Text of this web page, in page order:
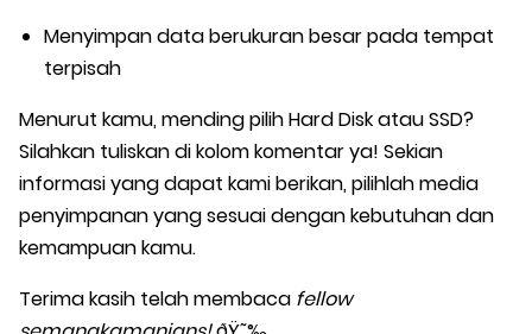
Menyimpan data berukuran besar pada tempat
terpisah
Menurut kamu, mending pilih Hard Disk atau SSD?
Silahkan tuliskan di kolom komentar ya! Sekian
informasi yang dapat kami berikan, pilihlah media
penyimpanan yang sesuai dengan kebutuhan dan
kemampuan kamu.
Terima kasih telah membaca fellow